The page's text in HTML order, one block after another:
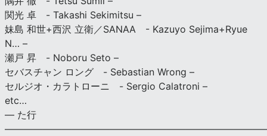
関光 卓 - Takashi Sekimitsu –
妹島 和世+西沢 立衛／SANAA - Kazuyo Sejima+Ryue
N… –
瀬戸 昇 - Noboru Seto –
セバスチャン ロング - Sebastian Wrong –
セルジオ・カラトローニ - Sergio Calatroni –
etc…
— た行